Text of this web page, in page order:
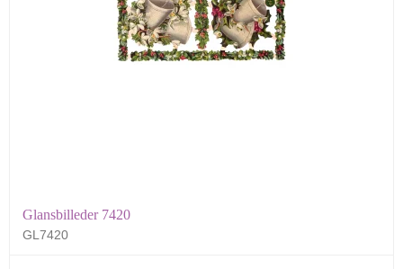
Glansbilleder 7420
GL7420